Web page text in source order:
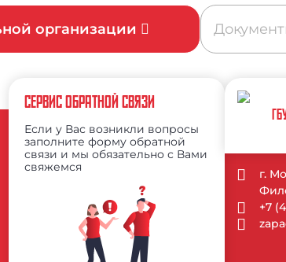
организации
СЕРВИС ОБРАТНОЙ СВЯЗИ
Если у Вас возникли вопросы
заполните форму обратной
связи и мы обязательно с Вами
свяжемся
г.
+7